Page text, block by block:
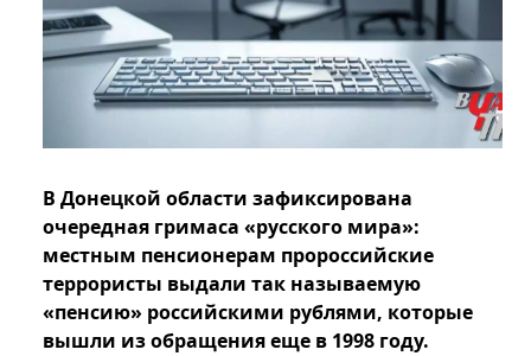
В Донецкой области зафиксирована
очередная гримаса «русского мира»:
местным пенсионерам пророссийские
террористы выдали так называемую
«пенсию» российскими рублями, которые
вышли из обращения еще в 1998 году.